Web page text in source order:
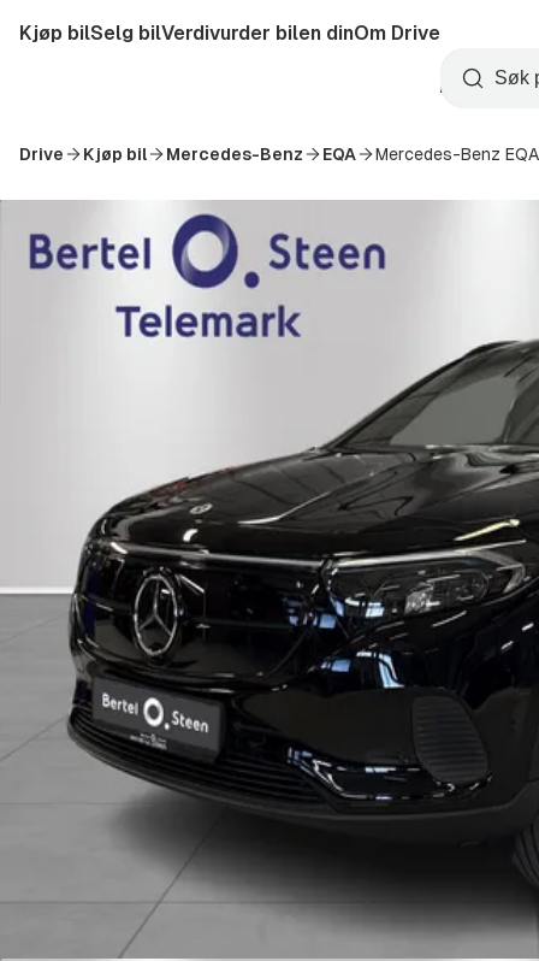
til
Startside
Kjøp bilSelg bilVerdivurder bilen dinOm Drive
Opprett
konto
Søk
Drive Kjøp bil Mercedes-Benz EQA Mercedes-Benz